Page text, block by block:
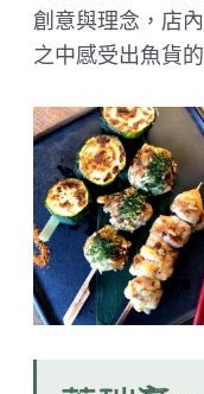
創意與理念，店
之中感受出魚貨